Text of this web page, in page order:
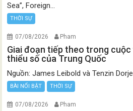
Sea”, Foreign...
THỜI SỰ
07/08/2026 Pham
Giai đoạn tiếp theo trong
thiểu số của Trung Quốc
Nguồn: James Leibold và Tenzin
BÀI NỔI BẬT THỜI SỰ
07/08/2026 Pham